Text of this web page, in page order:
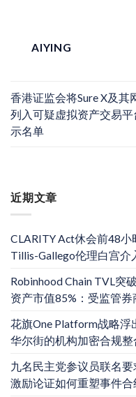
近期文章
CLARITY Act休会前48小
Tillis-Gallego伦理白宫
Robinhood Chain TVL突
资产市值85%：受监管
花旗One Platform战略浮
华尔街的机构加密合规整
九名民主党参议员联名
激励论证如何重塑事件
AIYING
香港证监会将Sure X及其
列入可疑虚拟资产交易平
示名单